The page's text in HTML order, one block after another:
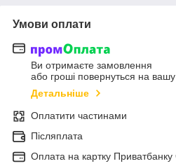
Умови оплати
Ви отримаєте замовлення
або гроші повернуться на вашу
Детальніше
Оплатити частинами
Післяплата
Оплата на картку